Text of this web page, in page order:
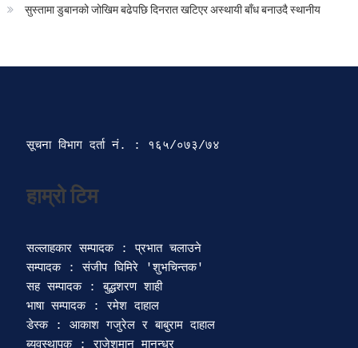
सुस्तामा डुबानको जोखिम बढेपछि दिनरात खटिएर अस्थायी बाँध बनाउदै स्थानीय
सूचना विभाग दर्ता‍ नं. : १६५/०७३/७४
हाम्रो टिम
सल्लाहकार सम्पादक : प्रभात चलाउने
सम्पादक : संजीप घिमिरे 'शुभचिन्तक'
सह सम्पादक : बुद्धशरण शाही
भाषा सम्पादक : रमेश दाहाल
डेस्क : आकाश गजुरेल र बाबुराम दाहाल
ब्यवस्थापक : राजेशमान मानन्धर